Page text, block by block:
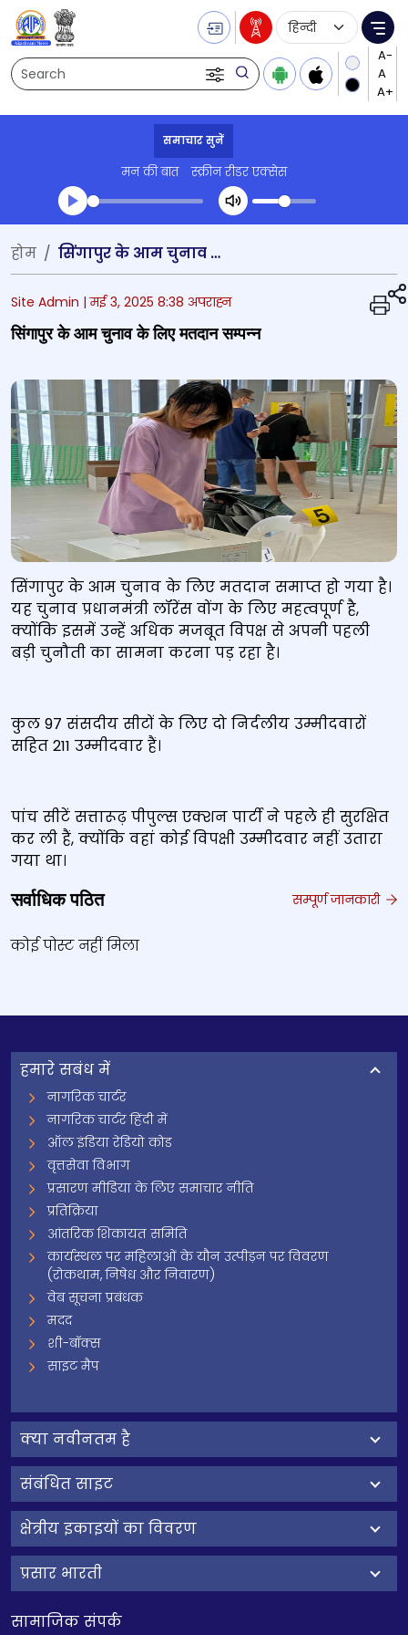
Search
Language
समाचार सुनें
मन की बात स्क्रीन रीडर एक्सेस
Transcript summary
प्ले ऑडियो
होम सिंगापुर के आम चुनाव के लिए मतदान सम्पन्न
Site Admin |मई 3, 2025 8:38 अपराह्न
सिंगापुर के आम चुनाव के लिए मतदान सम्पन्न
सिंगापुर के आम चुनाव के लिए मतदान समाप्त हो गया है।
यह चुनाव प्रधानमंत्री लॉरेंस वोंग के लिए महत्वपूर्ण है,
क्योंकि इसमें उन्हें अधिक मजबूत विपक्ष से अपनी पहली
बड़ी चुनौती का सामना करना पड़ रहा है।
कुल 97 संसदीय सीटों के लिए दो निर्दलीय उम्मीदवारों
सहित 211 उम्मीदवार हैं।
पांच सीटें सत्तारूढ़ पीपुल्स एक्शन पार्टी ने पहले ही सुरक्षित
कर ली हैं, क्योंकि वहां कोई विपक्षी उम्मीदवार नहीं उतारा
गया था।
सर्वाधिक पठित सम्पूर्ण जानकारी
कोई पोस्ट नहीं मिला
हमारे सबंध में
नागरिक चार्टर
नागरिक चार्टर हिंदी में
ऑल इंडिया रेडियो कोड
वृत्तसेवा विभाग
प्रसारण मीडिया के लिए समाचार नीति
प्रतिक्रिया
आंतरिक शिकायत समिति
कार्यस्थल पर महिलाओं के यौन उत्पीड़न पर विवरण
(रोकथाम, निषेध और निवारण)
वेब सूचना प्रबंधक
मदद
शी-बॉक्स
साइट मैप
क्‍या नवीनतम है
संबंधित साइट
क्षेत्रीय इकाइयों का विवरण
प्रसार भारती
सामाजिक संपर्क